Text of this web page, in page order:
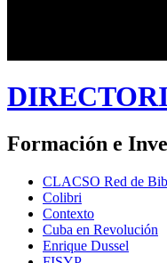
Formación e
CLACSO Red de
Colibri
Contexto
Cuba en Revolución
Enrique Dussel